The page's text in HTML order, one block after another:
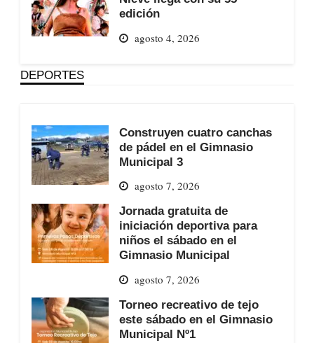
edición
agosto 4, 2026
DEPORTES
Construyen cuatro canchas
de pádel en el Gimnasio
Municipal 3
agosto 7, 2026
Jornada gratuita de
iniciación deportiva para
niños el sábado en el
Gimnasio Municipal
agosto 7, 2026
Torneo recreativo de tejo
este sábado en el Gimnasio
Municipal Nº1